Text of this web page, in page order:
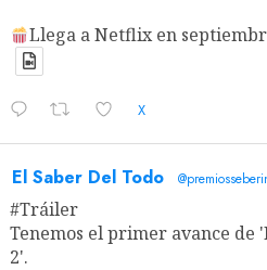
Llega a Netflix en
X
El Saber Del Todo
#Tráiler
Tenemos el primer avance de
2'.